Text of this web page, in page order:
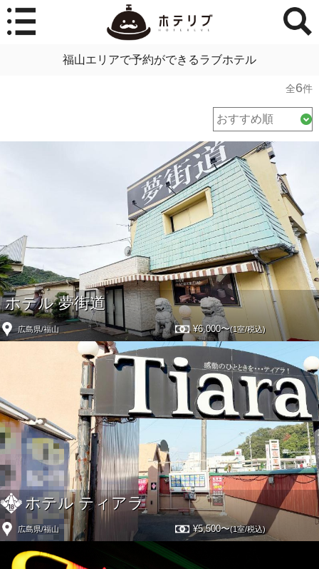
福山エリアで予約ができるラブホテル
全6件
ホテル 夢街道
広島県/福山 ¥6,000〜(1室/税込)
ホテル ティアラ
広島県/福山 ¥5,500〜(1室/税込)